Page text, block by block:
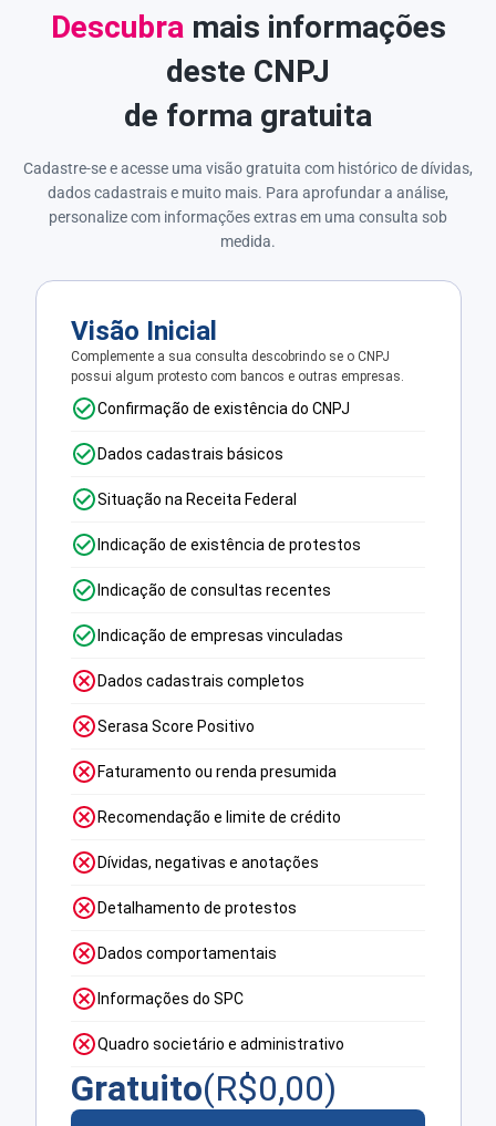
Descubra mais informações
deste CNPJ
de forma gratuita
Cadastre-se e acesse uma visão gratuita com histórico de dívidas,
dados cadastrais e muito mais. Para aprofundar a análise,
personalize com informações extras em uma consulta sob
medida.
Visão Inicial
Complemente a sua consulta descobrindo se o CNPJ
possui algum protesto com bancos e outras empresas.
Confirmação de existência do CNPJ
Dados cadastrais básicos
Situação na Receita Federal
Indicação de existência de protestos
Indicação de consultas recentes
Indicação de empresas vinculadas
Dados cadastrais completos
Serasa Score Positivo
Faturamento ou renda presumida
Recomendação e limite de crédito
Dívidas, negativas e anotações
Detalhamento de protestos
Dados comportamentais
Informações do SPC
Quadro societário e administrativo
Gratuito(R$0,00)